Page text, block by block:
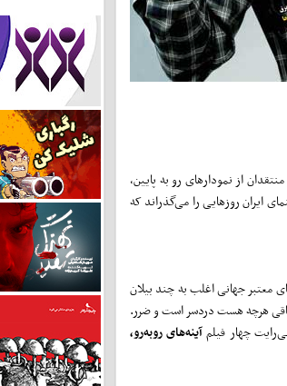
از نمودارهای رو به پایین،
ایران روزهایی را می‌گذراند که
معتبر جهانی اغلب به چند بیلان
باقی هرچه هست دردسر است و ضرر.
چهار فیلمآینه‌های روبه‌رو،